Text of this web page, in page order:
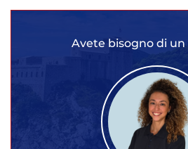
Avete bisogno di un